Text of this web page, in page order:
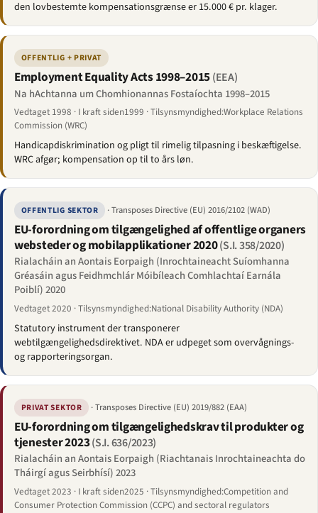
den lovbestemte kompensationsgrænse er 15.000 € pr. klager.
OFFENTLIG + PRIVAT
Employment Equality Acts 1998–2015(EEA)
Na hAchtanna um Chomhionannas Fostaíochta 1998–2015
Vedtaget 1998 · I kraft siden1999 · Tilsynsmyndighed:Workplace Relations
Commission (WRC)
Handicapdiskrimination og pligt til rimelig tilpasning i beskæftigelse.
WRC afgør; kompensation op til to års løn.
OFFENTLIG SEKTOR · Transposes Directive (EU) 2016/2102 (WAD)
EU-forordning om tilgængelighed af offentlige organers
websteder og mobilapplikationer 2020(S.I. 358/2020)
Rialacháin an Aontais Eorpaigh (Inrochtaineacht Suíomhanna
Gréasáin agus Feidhmchlár Móibíleach Comhlachtaí Earnála
Poiblí) 2020
Vedtaget 2020 · Tilsynsmyndighed:National Disability Authority (NDA)
Statutory instrument der transponerer
webtilgængelighedsdirektivet. NDA er udpeget som overvågnings-
og rapporteringsorgan.
PRIVAT SEKTOR · Transposes Directive (EU) 2019/882 (EAA)
EU-forordning om tilgængelighedskrav til produkter og
tjenester 2023(S.I. 636/2023)
Rialacháin an Aontais Eorpaigh (Riachtanais Inrochtaineachta do
Tháirgí agus Seirbhísí) 2023
Vedtaget 2023 · I kraft siden2025 · Tilsynsmyndighed:Competition and
Consumer Protection Commission (CCPC) and sectoral regulators